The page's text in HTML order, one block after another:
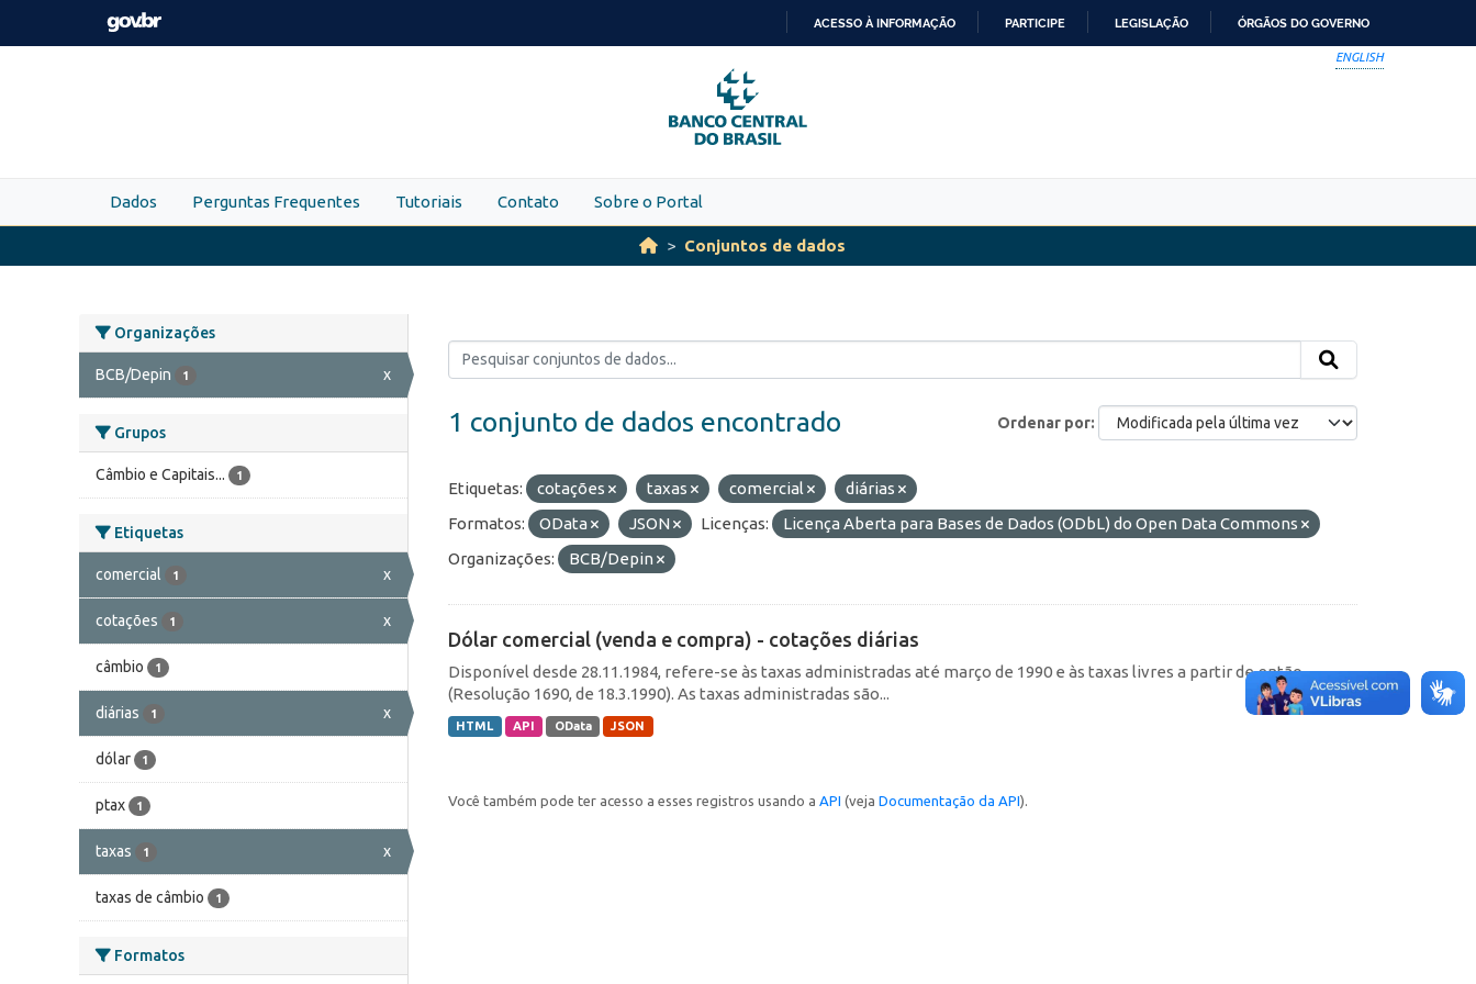
Skip to main content
PARA
O
CONTEÚDO
ACESSO À INFORMAÇÃO PARTICIPE LEGISLAÇÃO ÓRGÃOS DO GOVERNO
ENGLISH
Dados Perguntas Frequentes Tutoriais Contato Sobre o Portal
Conjuntos de dados
Organizações
BCB/Depin 1 x
Grupos
Câmbio e Capitais... 1
Etiquetas
comercial 1 x
cotações 1 x
câmbio 1
diárias 1 x
dólar 1
ptax 1
taxas 1 x
taxas de câmbio 1
Formatos
Ordenar por
1 conjunto de dados encontrado
Etiquetas: cotações taxas comercial
diárias
Formatos:
OData JSON Licenças:
Licença Aberta para Bases de Dados (ODbL) do Open Data Commons
Organizações:
BCB/Depin
Dólar comercial (venda e compra) - cotações diárias
Disponível desde 28.11.1984, refere-se às taxas administradas até março de 1990 e às taxas livres a partir de então
(Resolução 1690, de 18.3.1990). As taxas administradas são...
HTML API OData JSON
Você também pode ter acesso a esses registros usando a API (veja Documentação da API).